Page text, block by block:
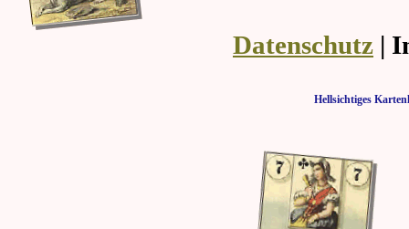
Datenschutz |
Hellsichtiges